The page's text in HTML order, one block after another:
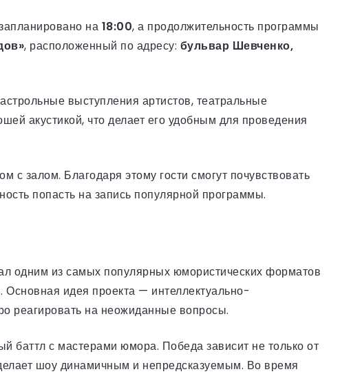
на 18:00, а продолжительность программы
, расположенный по адресу: бульвар Шевченко,
выступления артистов, театральные
акустикой, что делает его удобным для проведения
залом. Благодаря этому гости смогут почувствовать
попасть на запись популярной программы.
одним из самых популярных юмористических форматов
идея проекта — интеллектуально-
реагировать на неожиданные вопросы.
баттл с мастерами юмора. Победа зависит не только от
шоу динамичным и непредсказуемым. Во время